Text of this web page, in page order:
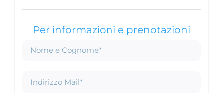
Per informazioni e prenotazioni